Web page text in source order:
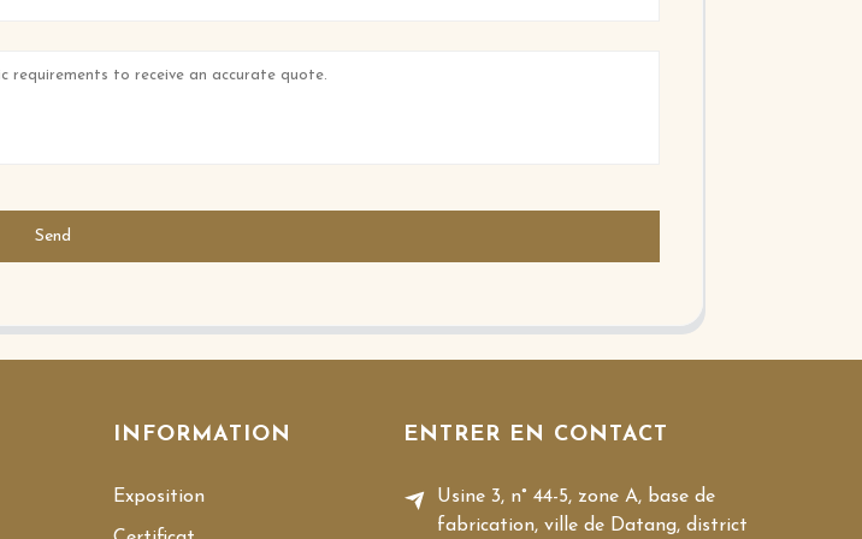
Send
INFORMATION
Exposition
ENTRER EN CONTACT
Usine 3, n° 44-5, zone A, base de
fabrication, ville de Datang, district